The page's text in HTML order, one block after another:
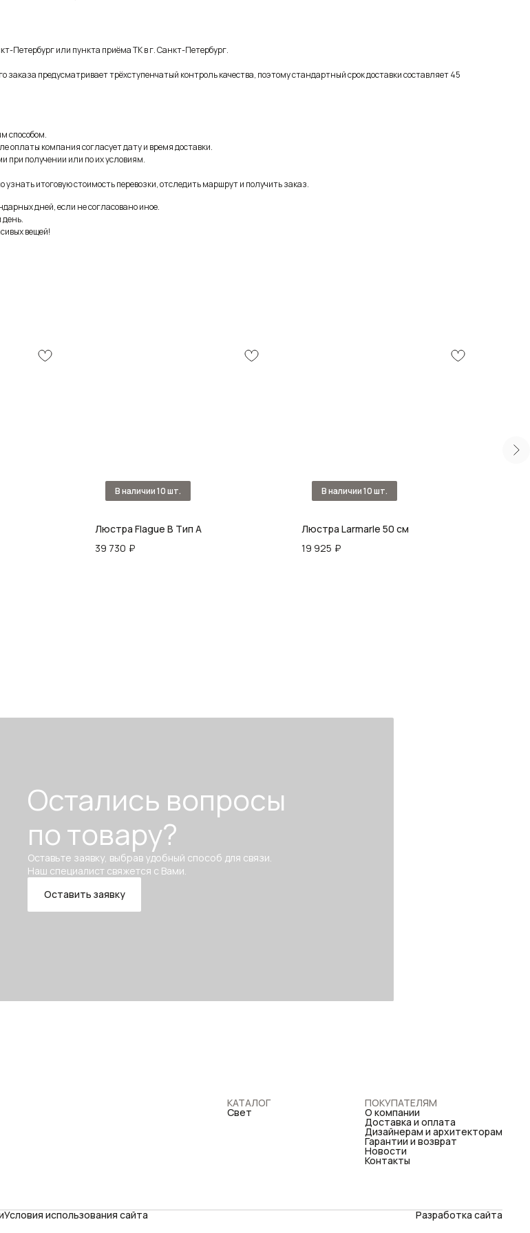
Петербург или пункта приёма ТК в г. Санкт-Петербург.
предусматривает трёхступенчатый контроль качества, поэтому стандартный срок доставки составляет 45
способом.
оплаты компания согласует дату и время доставки.
при получении или по их условиям.
итоговую стоимость перевозки, отследить маршрут и получить заказ.
дней, если не согласовано иное.
вещей!
Люстра Flague B Тип A
39 730 ₽
Люстра Larmarle 50 см
19 925 ₽
Остались вопросы
по товару?
Оставьте заявку, выбрав удобный способ для связи.
Наш специалист свяжется с Вами.
Оставить заявку
КАТАЛОГ
Свет
ПОКУПАТЕЛЯМ
О компании
Доставка и оплата
Дизайнерам и архитекторам
Гарантии и возврат
Новости
Контакты
Условия использования сайта Разработка сайта